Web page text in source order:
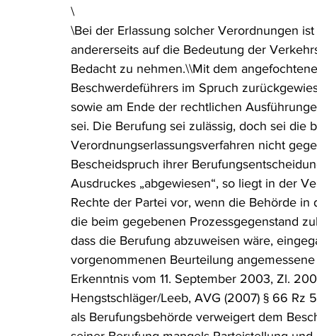
\
\Bei der Erlassung solcher Verordnungen
andererseits auf die Bedeutung der
Bedacht zu nehmen.\\Mit dem
Beschwerdeführers im Spruch
sowie am Ende der rechtlichen
sei. Die Berufung sei zulässig, doch sei die
Verordnungserlassungsverfahren nicht
Bescheidspruch ihrer
Ausdruckes „abgewiesen“, so liegt in der
Rechte der Partei vor, wenn die Behörde
die beim gegebenen Prozessgegenstand
dass die Berufung abzuweisen wäre,
vorgenommenen Beurteilung
Erkenntnis vom 11. September 2003, Zl.
Hengstschläger/Leeb, AVG (2007) § 66
als Berufungsbehörde verweigert dem